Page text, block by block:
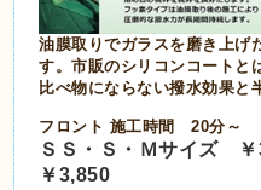
油膜取りでガラスを磨き上げ
す。市販のシリコンコートと
比べ物にならない撥水効果と
フロント 施工時間 20分～
ＳＳ・Ｓ・Ｍサイズ
￥3,850